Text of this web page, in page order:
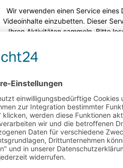
Wir verwenden einen Service eines
Videoinhalte einzubetten. Dieser
Ihren Aktivitäten sammeln. Bitte
powered by
Usercentrics Consent
&eRecht24